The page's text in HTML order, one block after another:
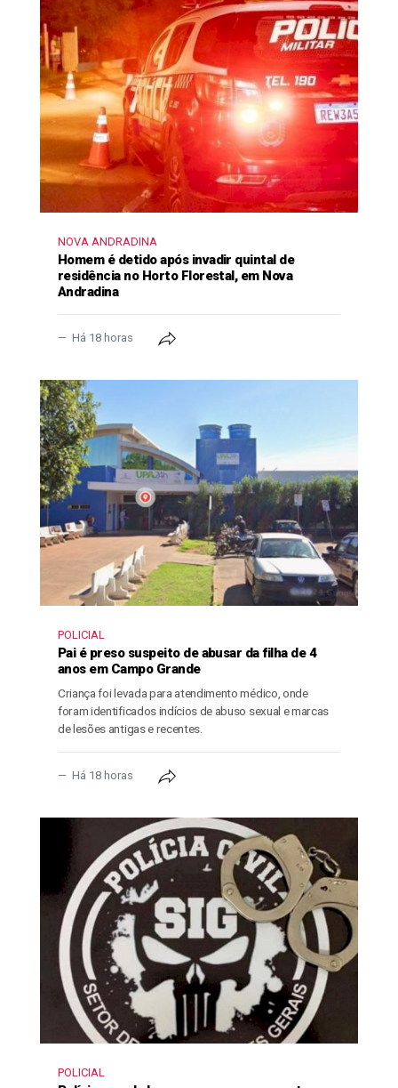
NOVA ANDRADINA
Homem é detido após invadir quintal de
residência no Horto Florestal, em Nova
Andradina
Há 18 horas
POLICIAL
Pai é preso suspeito de abusar da filha de 4
anos em Campo Grande
Criança foi levada para atendimento médico, onde
foram identificados indícios de abuso sexual e marcas
de lesões antigas e recentes.
Há 18 horas
POLICIAL